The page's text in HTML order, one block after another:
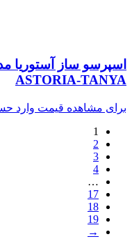
ASTORIA-TANYA
برای مشاهده قیمت وارد
1
2
3
4
…
17
18
19
→